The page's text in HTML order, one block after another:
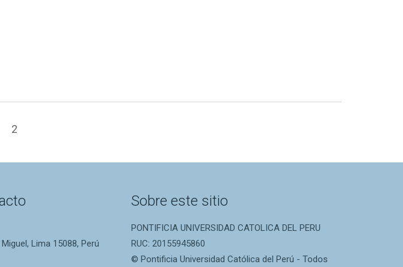
actual)
2
Lima 15088, Perú
Sobre este sitio
PONTIFICIA UNIVERSIDAD CATOLICA DEL PERU
RUC: 20155945860
© Pontificia Universidad Católica del Perú - Todos